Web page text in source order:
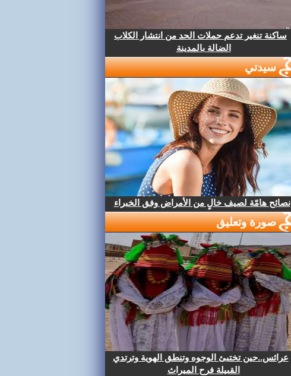
ساكنة تنغير تدعم حملات الحد من انتشار الكلاب
الضالة بالمدينة
سيدتي
نصائح هامّة لصيف خالٍ من الأمراض وفق الخبراء
صورة وتعليق
عرائس..حين تختبئ الوجوه وتنطق الهوية وترتدي
القبيلة فرح الميراث